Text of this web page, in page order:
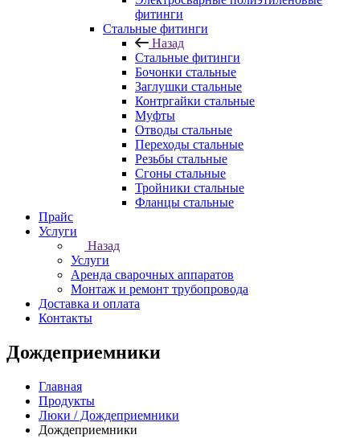
фитинги
Стальные фитинги
Назад
Стальные фитинги
Бочонки стальные
Заглушки стальные
Контргайки стальные
Муфты
Отводы стальные
Переходы стальные
Резьбы стальные
Сгоны стальные
Тройники стальные
Фланцы стальные
Прайс
Услуги
Назад
Услуги
Аренда сварочных аппаратов
Монтаж и ремонт трубопровода
Доставка и оплата
Контакты
Дождеприемники
Главная
Продукты
Люки / Дождеприемники
Дождеприемники